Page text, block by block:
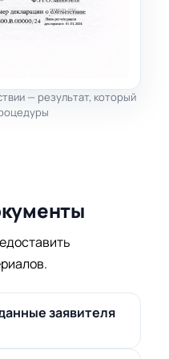
— результат, который
заявителя